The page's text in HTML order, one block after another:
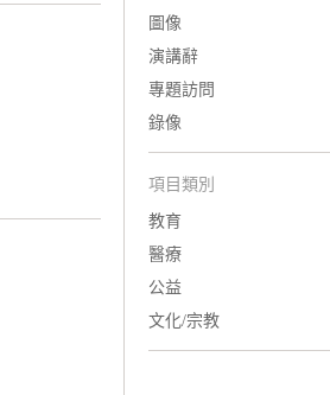
圖像
演講辭
專題訪問
錄像
項目類別
教育
醫療
公益
文化/宗教